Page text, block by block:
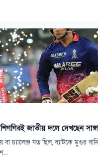
জাতীয় দলে দেখছেন
চ্যালেঞ্জ যত ছিল, ব্যাটকে মুগুর